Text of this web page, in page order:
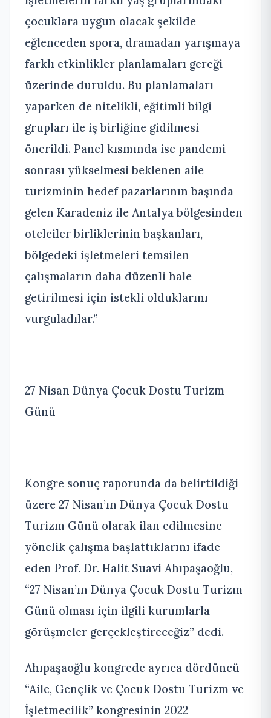
çocuklara uygun olacak şekilde
eğlenceden spora, dramadan yarışmaya
farklı etkinlikler planlamaları gereği
üzerinde duruldu. Bu planlamaları
yaparken de nitelikli, eğitimli bilgi
grupları ile iş birliğine gidilmesi
önerildi. Panel kısmında ise pandemi
sonrası yükselmesi beklenen aile
turizminin hedef pazarlarının başında
gelen Karadeniz ile Antalya bölgesinden
otelciler birliklerinin başkanları,
bölgedeki işletmeleri temsilen
çalışmaların daha düzenli hale
getirilmesi için istekli olduklarını
vurguladılar.”
27 Nisan Dünya Çocuk Dostu Turizm
Günü
Kongre sonuç raporunda da belirtildiği
üzere 27 Nisan’ın Dünya Çocuk Dostu
Turizm Günü olarak ilan edilmesine
yönelik çalışma başlattıklarını ifade
eden Prof. Dr. Halit Suavi Ahıpaşaoğlu,
“27 Nisan’ın Dünya Çocuk Dostu Turizm
Günü olması için ilgili kurumlarla
görüşmeler gerçekleştireceğiz” dedi.
Ahıpaşaoğlu kongrede ayrıca dördüncü
“Aile, Gençlik ve Çocuk Dostu Turizm ve
İşletmecilik” kongresinin 2022